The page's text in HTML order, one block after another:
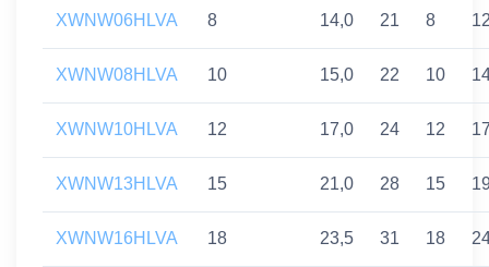
XWNW06HLVA 8 14,0 21 8
XWNW08HLVA 10 15,0 22 10
XWNW10HLVA 12 17,0 24 12
XWNW13HLVA 15 21,0 28 15
XWNW16HLVA 18 23,5 31 18